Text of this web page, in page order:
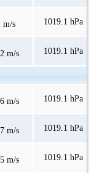
m/s 1019.1 hPa
m/s 1019.1 hPa
m/s 1019.1 hPa
m/s 1019.1 hPa
m/s 1019.1 hPa